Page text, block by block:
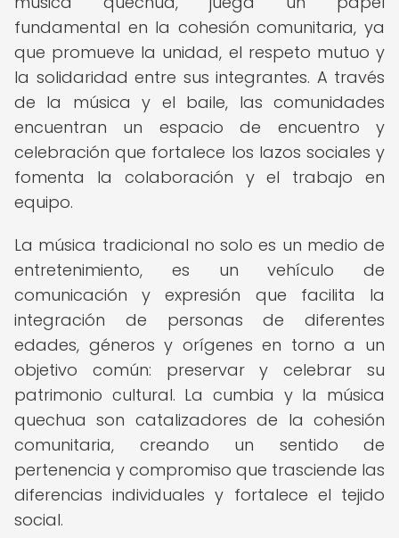
fundamental en la cohesión comunitaria, ya
que promueve la unidad, el respeto mutuo y
la solidaridad entre sus integrantes. A través
de la música y el baile, las comunidades
encuentran un espacio de encuentro y
celebración que fortalece los lazos sociales y
fomenta la colaboración y el trabajo en
equipo.
La música tradicional no solo es un medio de
entretenimiento, es un vehículo de
comunicación y expresión que facilita la
integración de personas de diferentes
edades, géneros y orígenes en torno a un
objetivo común: preservar y celebrar su
patrimonio cultural. La cumbia y la música
quechua son catalizadores de la cohesión
comunitaria, creando un sentido de
pertenencia y compromiso que trasciende las
diferencias individuales y fortalece el tejido
social.